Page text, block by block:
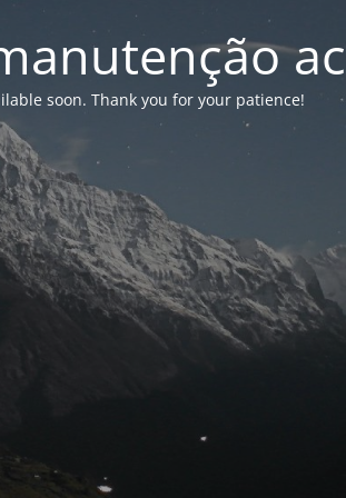
soon. Thank you for your patience!